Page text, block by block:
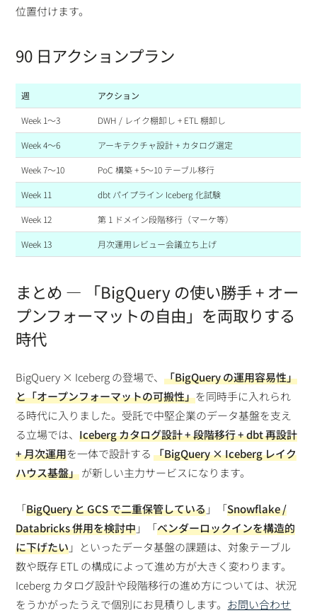
位置付けます。
90 日アクションプラン
週 アクション
Week 1〜3 DWH / レイク棚卸し + ETL 棚卸し
Week 4〜6 アーキテクチャ設計 + カタログ選定
Week 7〜10 PoC 構築 + 5〜10 テーブル移行
Week 11 dbt パイプライン Iceberg 化試験
Week 12 第 1 ドメイン段階移行（マーケ等）
Week 13 月次運用レビュー会議立ち上げ
まとめ — 「BigQuery の使い勝手 + オー
プンフォーマットの自由」を両取りする
時代
BigQuery × Iceberg の登場で、「BigQuery の運用容易性」
と「オープンフォーマットの可搬性」を同時手に入れられ
る時代に入りました。受託で中堅企業のデータ基盤を支え
る立場では、Iceberg カタログ設計 + 段階移行 + dbt 再設計
+ 月次運用を一体で設計する「BigQuery × Iceberg レイク
ハウス基盤」が新しい主力サービスになります。
「BigQuery と GCS で二重保管している」「Snowflake /
Databricks 併用を検討中」「ベンダーロックインを構造的
に下げたい」といったデータ基盤の課題は、対象テーブル
数や既存 ETL の構成によって進め方が大きく変わります。
Iceberg カタログ設計や段階移行の進め方については、状況
をうかがったうえで個別にお見積りします。 お問い合わせ